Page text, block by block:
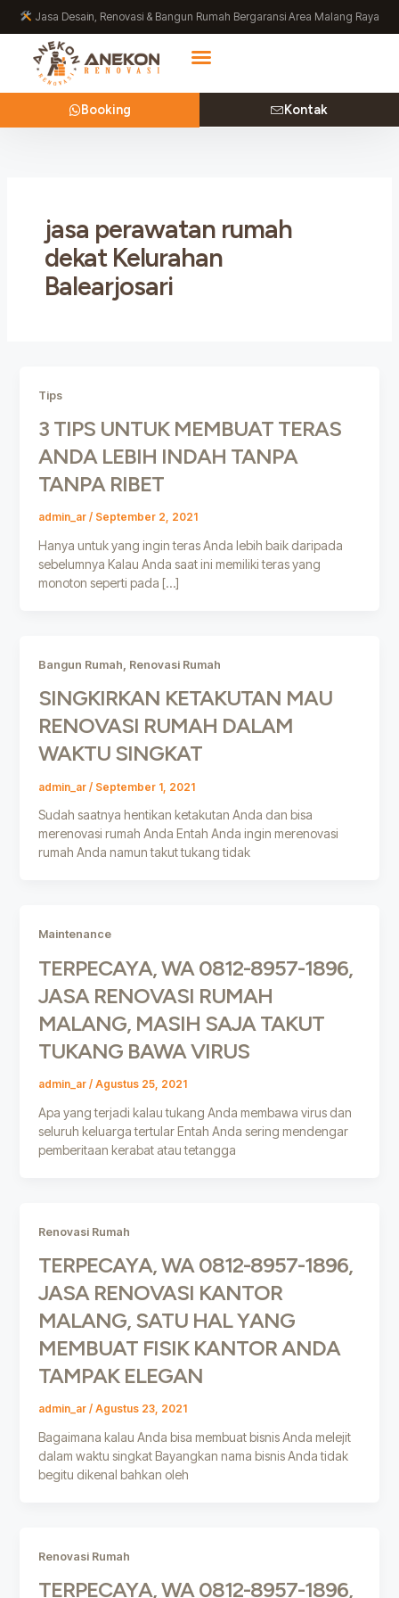
Lewati
Jasa Desain, Renovasi & Bangun Rumah Bergaransi Area Malang Raya
Booking Kontak
jasa perawatan rumah
dekat Kelurahan
Balearjosari
Tips
3 TIPS UNTUK MEMBUAT TERAS
ANDA LEBIH INDAH TANPA
TANPA RIBET
admin_ar / September 2, 2021
Hanya untuk yang ingin teras Anda lebih baik daripada
sebelumnya Kalau Anda saat ini memiliki teras yang
monoton seperti pada […]
Bangun Rumah Renovasi Rumah
SINGKIRKAN KETAKUTAN MAU
RENOVASI RUMAH DALAM
WAKTU SINGKAT
admin_ar / September 1, 2021
Sudah saatnya hentikan ketakutan Anda dan bisa
merenovasi rumah Anda Entah Anda ingin merenovasi
rumah Anda namun takut tukang tidak
Maintenance
TERPECAYA, WA 0812-8957-1896,
JASA RENOVASI RUMAH
MALANG, MASIH SAJA TAKUT
TUKANG BAWA VIRUS
admin_ar / Agustus 25, 2021
Apa yang terjadi kalau tukang Anda membawa virus dan
seluruh keluarga tertular Entah Anda sering mendengar
pemberitaan kerabat atau tetangga
Renovasi Rumah
TERPECAYA, WA 0812-8957-1896,
JASA RENOVASI KANTOR
MALANG, SATU HAL YANG
MEMBUAT FISIK KANTOR ANDA
TAMPAK ELEGAN
admin_ar / Agustus 23, 2021
Bagaimana kalau Anda bisa membuat bisnis Anda melejit
dalam waktu singkat Bayangkan nama bisnis Anda tidak
begitu dikenal bahkan oleh
Renovasi Rumah
TERPECAYA, WA 0812-8957-1896,